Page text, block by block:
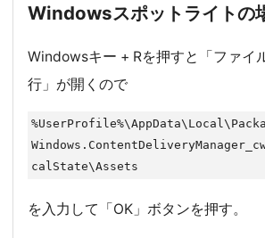
Windowsスポットライトの
Windowsキー + Rを押すと「ファイ
行」が開くので
calState\Assets
を入力して「OK」ボタンを押す。